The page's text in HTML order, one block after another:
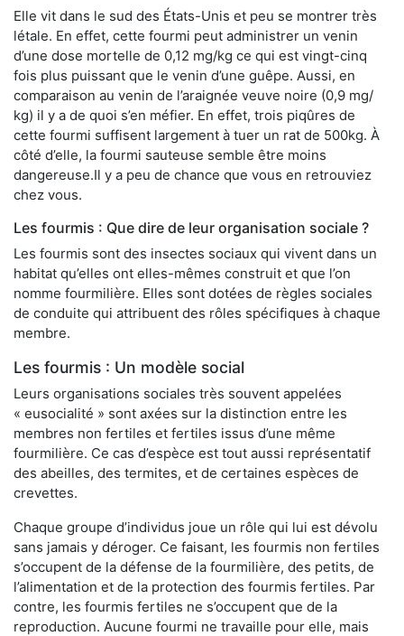
Elle vit dans le sud des États-Unis et peu se montrer très
létale. En effet, cette fourmi peut administrer un venin
d’une dose mortelle de 0,12 mg/kg ce qui est vingt-cinq
fois plus puissant que le venin d’une guêpe. Aussi, en
comparaison au venin de l’araignée veuve noire (0,9 mg/
kg) il y a de quoi s’en méfier. En effet, trois piqûres de
cette fourmi suffisent largement à tuer un rat de 500kg. À
côté d’elle, la fourmi sauteuse semble être moins
dangereuse.Il y a peu de chance que vous en retrouviez
chez vous.
Les fourmis : Que dire de leur organisation sociale ?
Les fourmis sont des insectes sociaux qui vivent dans un
habitat qu’elles ont elles-mêmes construit et que l’on
nomme fourmilière. Elles sont dotées de règles sociales
de conduite qui attribuent des rôles spécifiques à chaque
membre.
Les fourmis : Un modèle social
Leurs organisations sociales très souvent appelées
« eusocialité » sont axées sur la distinction entre les
membres non fertiles et fertiles issus d’une même
fourmilière. Ce cas d’espèce est tout aussi représentatif
des abeilles, des termites, et de certaines espèces de
crevettes.
Chaque groupe d’individus joue un rôle qui lui est dévolu
sans jamais y déroger. Ce faisant, les fourmis non fertiles
s’occupent de la défense de la fourmilière, des petits, de
l’alimentation et de la protection des fourmis fertiles. Par
contre, les fourmis fertiles ne s’occupent que de la
reproduction. Aucune fourmi ne travaille pour elle, mais